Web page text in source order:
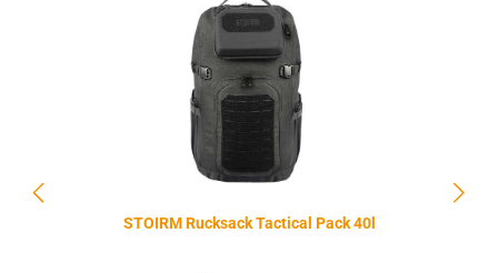
STOIRM Rucksack Tactical Pack 40l